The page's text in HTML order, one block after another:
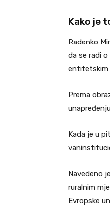
Kako je
Radenko
da se radi
entitetskim
Prema
Kada je u
Navedeno
ruralnim
Evropske